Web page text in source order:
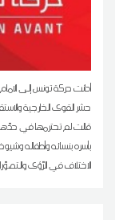
أدانت حركة تونس إلى
حشر القوى الخارجية
قالت لم تحترمها في
بأسره بنسائه وأطفاله
الاختلاف في الرّؤى